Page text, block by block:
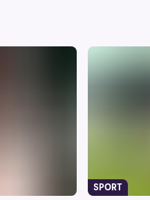
SPORT